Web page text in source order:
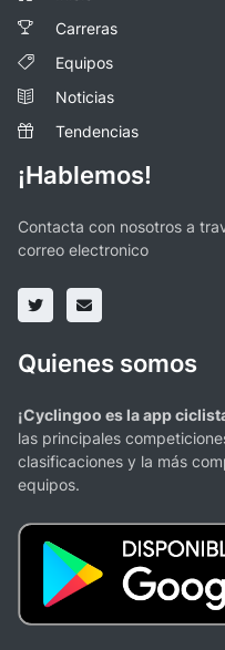
Carreras
Equipos
Noticias
Tendencias
¡Hablemos!
Contacta con nosotros a
correo electronico
Quienes somos
¡Cyclingoo es la app
las principales
clasificaciones y la más
equipos.